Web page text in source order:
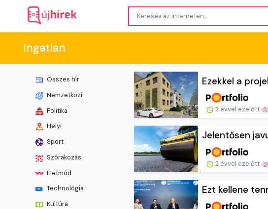
Ingatlan
Összes hír
Nemzetközi
Politika
Helyi
Sport
Szórakozás
Életmód
Technológia
Kultúra
Ezekkel a
2 évvel ezelőtt
Jelentősen
2 évvel ezelőtt
Ezt kellene